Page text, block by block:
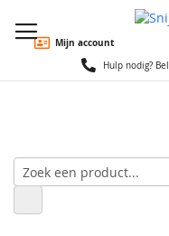
Mijn account
Hulp nodig? Bel